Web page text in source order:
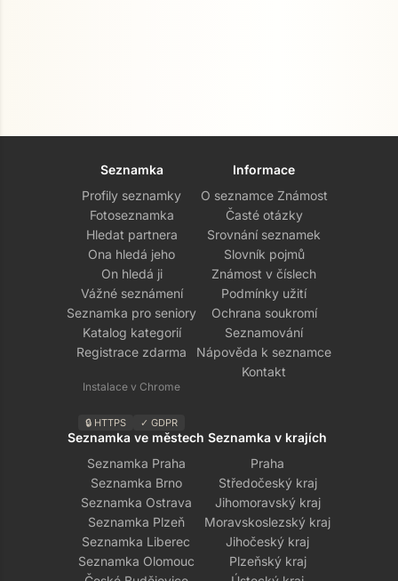
Seznamka
Profily seznamky
Fotoseznamka
Hledat partnera
Ona hledá jeho
On hledá ji
Vážné seznámení
Seznamka pro seniory
Katalog kategorií
Registrace zdarma
Instalace v Chrome
🔒 HTTPS ✓ GDPR
Informace
O seznamce Známost
Časté otázky
Srovnání seznamek
Slovník pojmů
Známost v číslech
Podmínky užití
Ochrana soukromí
Seznamování
Nápověda k seznamce
Kontakt
Seznamka ve městech
Seznamka Praha
Seznamka Brno
Seznamka Ostrava
Seznamka Plzeň
Seznamka Liberec
Seznamka Olomouc
Seznamka v krajích
Praha
Středočeský kraj
Jihomoravský kraj
Moravskoslezský kraj
Jihočeský kraj
Plzeňský kraj